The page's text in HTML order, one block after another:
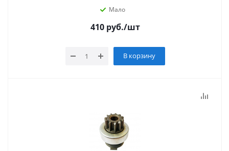
Мало
410руб./шт
В корзину